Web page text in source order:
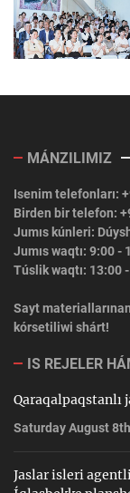
MÁNZILIMIZ
Isenim telefonları:
Birden bir telefon:
Jumıs kúnleri:
Jumıs waqtı: 9:00 -
Túslik waqtı: 13:00
Sayt
kórsetiliwi shárt!
IS REJELER
Qaraqalpaqstanlı
Saturday August
Jaslar isleri